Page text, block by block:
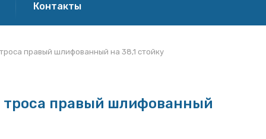
Контакты
правый шлифованный на 38,1 стойку
правый шлифованный